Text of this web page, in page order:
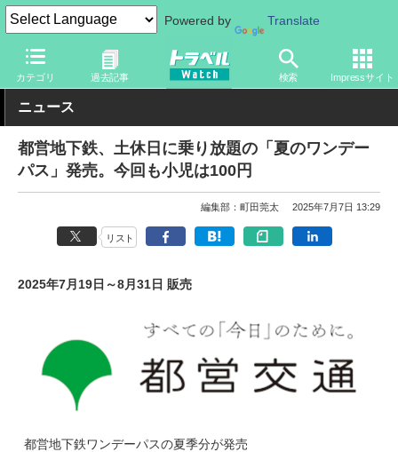
Powered by Translate
カテゴリ 過去記事 検索 Impressサイト
トラベル Watch 企業・政府・官庁 鉄道 その他
ニュース
都営地下鉄、土休日に乗り放題の「夏のワンデー
パス」発売。今回も小児は100円
編集部：町田莞太 2025年7月7日 13:29
リスト
2025年7月19日～8月31日 販売
都営地下鉄ワンデーパスの夏季分が発売